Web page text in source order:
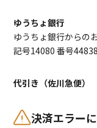
ゆうちょ銀行
ゆうちょ銀行からの
記号14080 番号
代引き（佐川急便）
決済エラー